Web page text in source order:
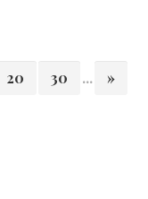
20 30 ... »